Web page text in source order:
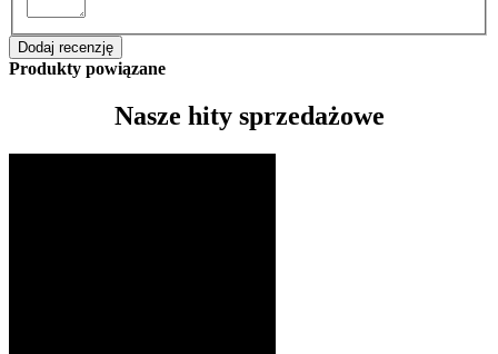
Dodaj recenzję
Produkty powiązane
Nasze hity sprzedażowe